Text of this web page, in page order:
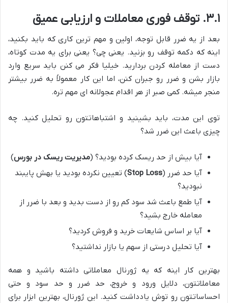
۳.۱. توقف فوری معاملات و ارزیابی عمیق
بعد از یه ضرر قابل توجه، اولین و مهم ترین کاری که باید بکنید،
اینه که دکمه توقف رو بزنید. یعنی چی؟ یعنی برای یه مدت کوتاه،
دست از معامله کردن بردارید. خیلیا فکر می کنن باید سریع وارد
بازار بشن و ضرر رو جبران کنن، اما این کار معمولاً به ضرر بیشتر
منجر میشه. کمی صبر از هر اقدام عجولانه ای مهم تره.
توی این مدت، باید بشینید و اشتباهاتتون رو تحلیل کنید. چه
چیزی باعث این ضرر شد؟
آیا بیش از حد ریسک کرده بودید؟ (مدیریت ریسک در بورس)
آیا حد ضرر (Stop Loss) تعیین نکرده بودید یا بهش پایبند
نبودید؟
آیا طمع باعث شد سود کم رو از دست بدید و بعد با ضرر از
معامله خارج بشید؟
آیا بر اساس شایعات خرید و فروش کردید؟
آیا تحلیل درستی از سهم یا بازار نداشتید؟
بهترین کار اینه که یه ژورنال معاملاتی داشته باشید و همه
معاملاتتون، دلایل ورود و خروج، حد ضرر و حد سود و حتی
احساساتتون رو توش یادداشت کنید. این ژورنال، بهترین ابزار برای